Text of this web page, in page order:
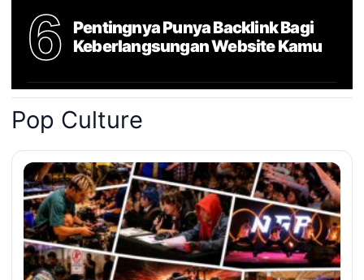
6
Pentingnya Punya Backlink Bagi
Keberlangsungan Website Kamu
Pop Culture